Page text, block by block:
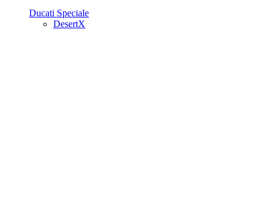
Ducati Speciale
DesertX